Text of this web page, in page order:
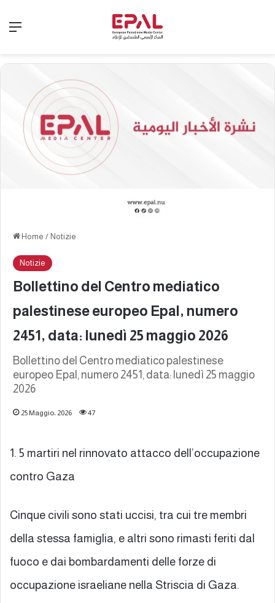
Home / Notizie
Notizie
Bollettino del Centro mediatico
palestinese europeo Epal, numero
2451, data: lunedì 25 maggio 2026
Bollettino del Centro mediatico palestinese
europeo Epal, numero 2451, data: lunedì 25 maggio
2026
25 Maggio، 2026 47
1. 5 martiri nel rinnovato attacco dell’occupazione
contro Gaza
Cinque civili sono stati uccisi, tra cui tre membri
della stessa famiglia, e altri sono rimasti feriti dal
fuoco e dai bombardamenti delle forze di
occupazione israeliane nella Striscia di Gaza.